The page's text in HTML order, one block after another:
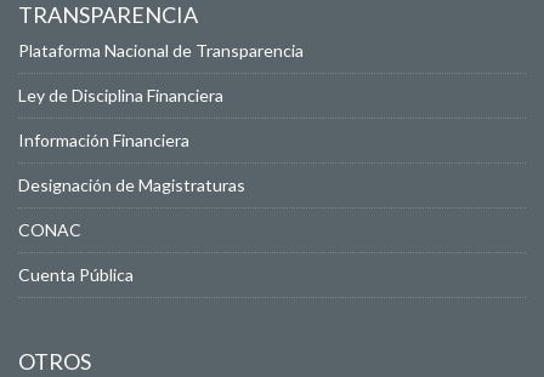
TRANSPARENCIA
Plataforma Nacional de Transparencia
Ley de Disciplina Financiera
Información Financiera
Designación de Magistraturas
CONAC
Cuenta Pública
OTROS